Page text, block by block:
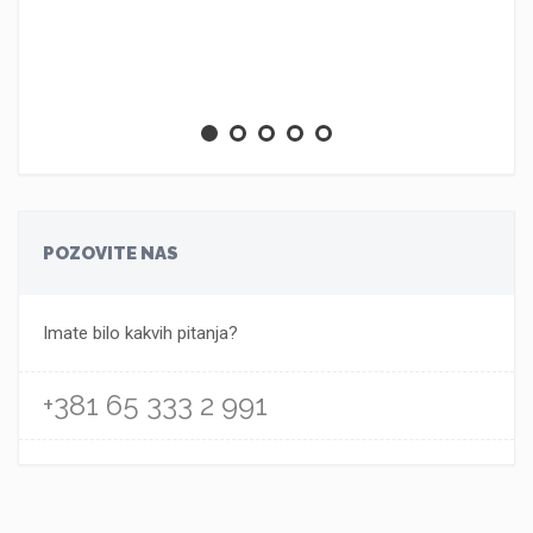
POZOVITE NAS
Imate bilo kakvih pitanja?
+381 65 333 2 991